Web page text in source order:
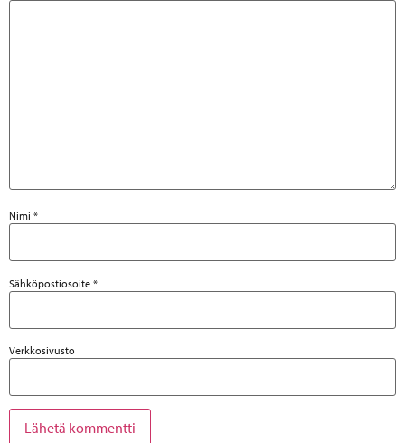
Nimi *
Sähköpostiosoite *
Verkkosivusto